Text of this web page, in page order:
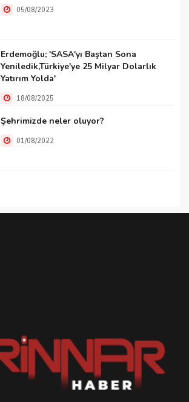
05/08/2023
Erdemoğlu; 'SASA'yı Baştan Sona
Yeniledik,Türkiye'ye 25 Milyar Dolarlık
Yatırım Yolda'
18/08/2025
Şehrimizde neler oluyor?
01/08/2022